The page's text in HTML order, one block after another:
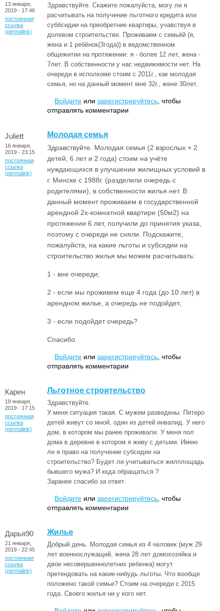
13 января,
2019 - 17:46
постоянная
ссылка
(permalink)
Здравствуйте. Скажите пожалуйста, могу ли я
расчитывать на получение льготного кредита или
суббсидии на преобретние квартиры, учавствуя в
долевом строительстве. Проживаем с семьёй (я,
жена и 1 ребёнок(3года)) в ведомственном
общежитии на протяжении: я - более 12 лет, жена -
7лет. В собственности у нас недвижимости нет. На
очереди в исполкоме стоим с 2011г., как молодая
семья, но на данный момент мне 32г., жене 30лет.
Войдите или зарегистрируйтесь , чтобы
отправлять комментарии
Juliett
16 января,
2019 - 23:15
постоянная
ссылка
(permalink)
Молодая семья
Здравствуйте. Молодая семья (2 взрослых + 2
детей, 6 лет и 2 года) стоим на учёте
нуждающихся в улучшении жилищных условий в
г. Минске с 1988г. (разделили очередь с
родителями), в собственности жилья нет. В
данный момент проживаем в государственной
арендной 2х-комнатной квартире (50м2) на
протяжении 6 лет, получили до принятия указа,
поэтому с очереди не сняли. Подскажите,
пожалуйста, на какие льготы и субсидии на
строительство жилья мы можем расчитывать:
1 - вне очереди;
2 - если мы проживем еще 4 года (до 10 лет) в
арендном жилье, а очередь не подойдет;
3 - если подойдет очередь?
Спасибо.
Войдите или зарегистрируйтесь , чтобы
отправлять комментарии
Карен
19 января,
2019 - 17:15
постоянная
ссылка
(permalink)
Льготное строительство
Здравствуйте.
У меня ситуация такая. С мужем разведены. Пятеро
детей живут со мной, один из детей инвалид. У него
дом, в котором мы ранее проживали. У меня пол
дома в деревне в котором я живу с детьми. Имею
ли я право на получение субсидии на
строительство? Будет ли учитываться жилплощадь
бывшего мужа? И ккда обращаться ?
Заранее спасибо за ответ.
Войдите или зарегистрируйтесь , чтобы
отправлять комментарии
Дарья90
21 января,
2019 - 22:45
постоянная
ссылка
(permalink)
Жилье
Добрый день. Молодая семья из 4 человек (муж 29
лет военнослужащий, жена 28 лет домохозяйка и
двое несовершеннолетних ребенка) могут
претендовать на какие-нибудь льготы. Что вообще
положено такой семье? Стоим на очереди с 2015
года. Своего жилья ни у кого нет.